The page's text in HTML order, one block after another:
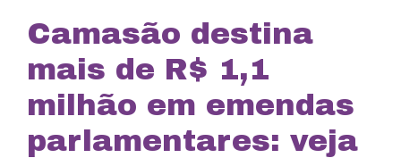
Camasão destina
mais de R$ 1,1
milhão em emendas
parlamentares: veja